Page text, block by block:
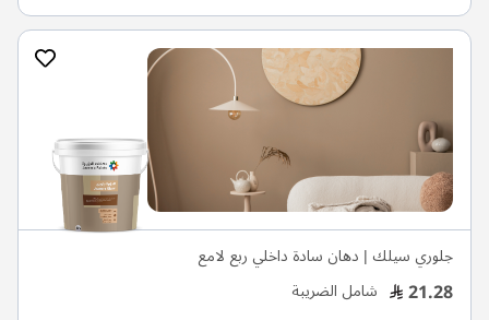
جلوري سيلك | دهان سادة داخلي ربع لامع
21.28 شامل الضريبة